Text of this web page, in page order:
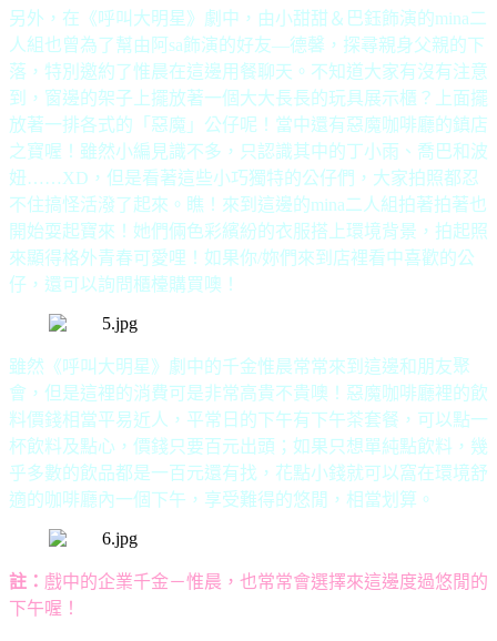
另外，在《呼叫大明星》劇中，由小甜甜＆巴鈺飾演的mina二
人組也曾為了幫由阿 sa飾演的好友—德馨，探尋親身父親的下
落，特別邀約了惟晨在這邊用餐聊天。不知道大家有沒有注意
到，窗邊的架子上擺放著一個大大長長的玩具展示櫃？上面擺
放著一排各式的「惡魔」公仔呢！當中還有惡魔咖啡廳的鎮店
之寶喔！雖然小編見識不多，只認識其中的丁小雨、喬巴和波
妞……XD ，但是看著這些小巧獨特的公仔們，大家拍照都忍
不住搞怪活潑了起來。瞧！來到這邊的mina二人組拍著拍著也
開始耍起寶來！她們倆色彩繽紛的衣服搭上環境背景，拍起照
來顯得格外青春可愛哩！如果你/妳們來到店裡看中喜歡的公
仔，還可以詢問櫃檯購買噢！
雖然《呼叫大明星》劇中的千金惟晨常常來到這邊和朋友聚
會，但是這裡的消費可是非常高貴不貴噢！惡魔咖啡廳裡的飲
料價錢相當平易近人，平常日的下午有下午茶套餐，可以點一
杯飲料及點心，價錢只要百元出頭；如果只想單純點飲料，幾
乎多數的飲品都是一百元還有找，花點小錢就可以窩在環境舒
適的咖啡廳內一個下午，享受難得的悠閒，相當划算。
註： 戲中的企業千金－惟晨，也常常會選擇來這邊度過悠閒的
下午喔！